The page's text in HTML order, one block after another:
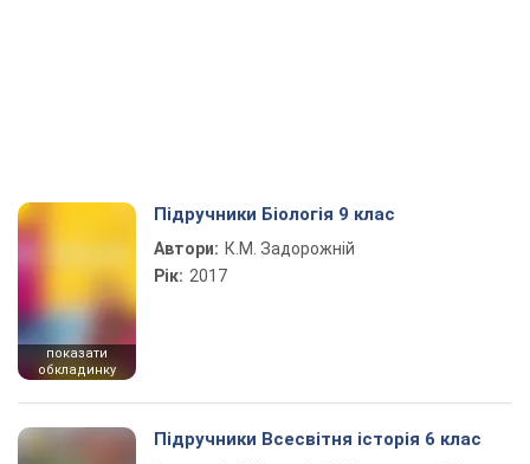
показати
обкладинку
Підручники Біологія 9 клас
Автори: К.М. Задорожній
Рік: 2017
Підручники Всесвітня історія 6 клас